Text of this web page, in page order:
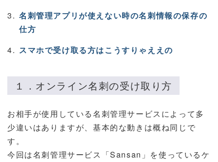
名刺管理アプリが使えない時の名刺情報の保存の
仕方
スマホで受け取る方はこうすりゃええの
１．オンライン名刺の受け取り方
お相手が使用している名刺管理サービスによって多
少違いはありますが、基本的な動きは概ね同じで
す。
今回は名刺管理サービス「Sansan」を使っているケ